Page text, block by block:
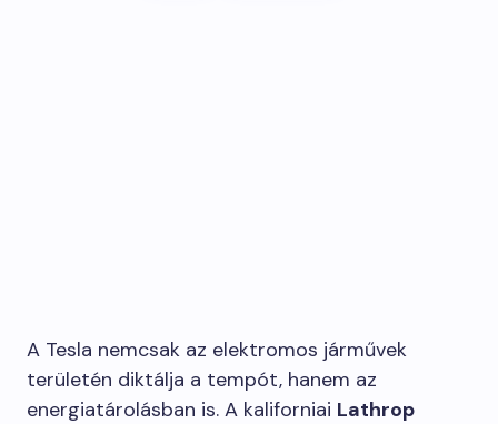
A Tesla nemcsak az elektromos járművek
területén diktálja a tempót, hanem az
energiatárolásban is. A kaliforniai Lathrop